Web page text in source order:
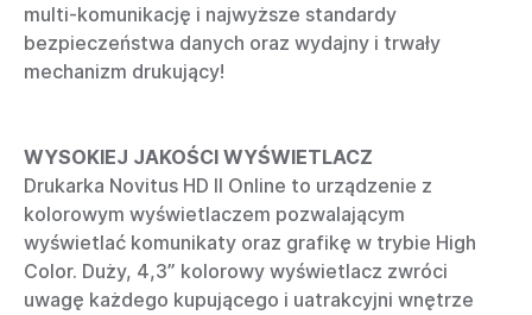
multi-komunikację i najwyższe standardy
bezpieczeństwa danych oraz wydajny i trwały
mechanizm drukujący!
WYSOKIEJ JAKOŚCI WYŚWIETLACZ
Drukarka Novitus HD II Online to urządzenie z
kolorowym wyświetlaczem pozwalającym
wyświetlać komunikaty oraz grafikę w trybie High
Color. Duży, 4,3” kolorowy wyświetlacz zwróci
uwagę każdego kupującego i uatrakcyjni wnętrze